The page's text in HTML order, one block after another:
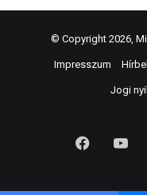
© Copyright 2026,
Impresszum
Jogi
Facebook